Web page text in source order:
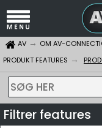
AV OM AV-
PRODUKT FEATURES
SØG HER
Filtrer features